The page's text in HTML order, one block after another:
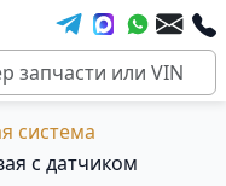
система
с датчиком